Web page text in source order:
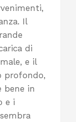
Il
di
e il
profondo,
bene in
e i